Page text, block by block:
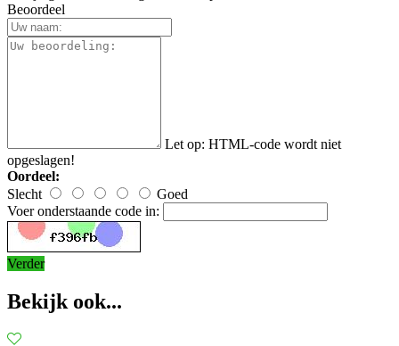
Beoordeel
Let op: HTML-code wordt niet
opgeslagen!
Oordeel:
Slecht
Goed
Voer onderstaande code in:
Verder
Bekijk ook...